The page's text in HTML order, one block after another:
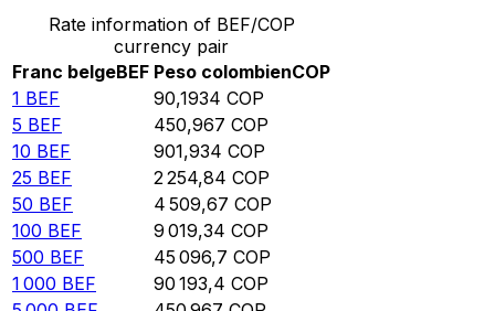
Rate information of BEF/COP
currency pair
Franc belgeBEF Peso colombienCOP
1 BEF 90,1934 COP
5 BEF 450,967 COP
10 BEF 901,934 COP
25 BEF 2 254,84 COP
50 BEF 4 509,67 COP
100 BEF 9 019,34 COP
500 BEF 45 096,7 COP
1 000 BEF 90 193,4 COP